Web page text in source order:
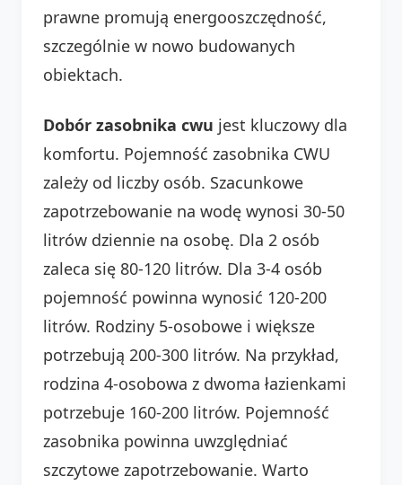
prawne promują energooszczędność,
szczególnie w nowo budowanych
obiektach.
Dobór zasobnika cwu jest kluczowy dla
komfortu. Pojemność zasobnika CWU
zależy od liczby osób. Szacunkowe
zapotrzebowanie na wodę wynosi 30-50
litrów dziennie na osobę. Dla 2 osób
zaleca się 80-120 litrów. Dla 3-4 osób
pojemność powinna wynosić 120-200
litrów. Rodziny 5-osobowe i większe
potrzebują 200-300 litrów. Na przykład,
rodzina 4-osobowa z dwoma łazienkami
potrzebuje 160-200 litrów. Pojemność
zasobnika powinna uwzględniać
szczytowe zapotrzebowanie. Warto